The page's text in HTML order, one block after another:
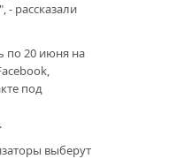
- рассказали
по 20 июня на
под
выберут